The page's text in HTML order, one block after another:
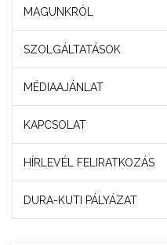
MAGUNKRÓL
SZOLGÁLTATÁSOK
MÉDIAAJÁNLAT
KAPCSOLAT
HÍRLEVÉL FELIRATKOZÁS
DURA-KUTI PÁLYÁZAT